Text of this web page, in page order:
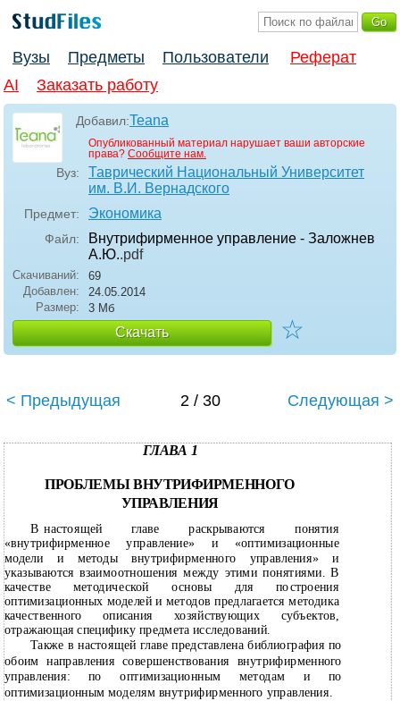
Вузы Предметы Пользователи
Реферат
AI
Заказать работу
Добавил:Teana
Опубликованный материал нарушает ваши авторские
права? Сообщите нам.
Вуз:
Таврический Национальный Университет
им. В.И. Вернадского
Предмет: Экономика
Файл:
Внутрифирменное управление - Заложнев
А.Ю..pdf
Скачиваний:
69
Добавлен:
24.05.2014
Размер:
3 Мб
Скачать ☆
< Предыдущая 2 / 30 Следующая >
ГЛАВА 1
ПРОБЛЕМЫ ВНУТРИФИРМЕННОГО
УПРАВЛЕНИЯ
В настоящей главе раскрываются понятия
«внутрифирменное управление» и «оптимизационные
модели и методы внутрифирменного управления» и
указываются взаимоотношения между этими понятиями. В
качестве методической основы для построения
оптимизационных моделей и методов предлагается методика
качественного описания хозяйствующих субъектов,
отражающая специфику предмета исследований.
Также в настоящей главе представлена библиография по
обоим направления совершенствования внутрифирменного
управления: по оптимизационным методам и по
оптимизационным моделям внутрифирменного управления.